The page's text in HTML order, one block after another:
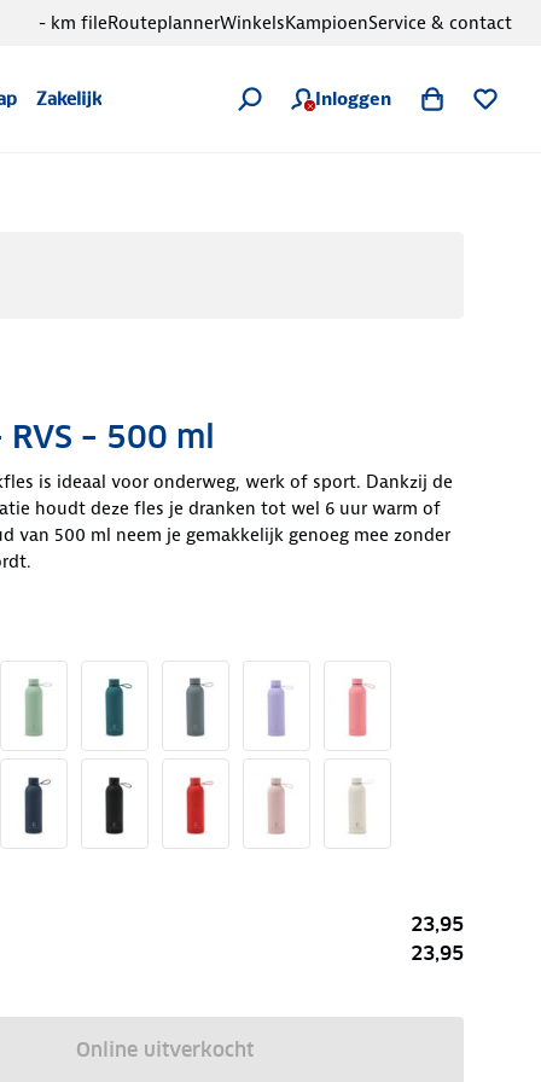
Zakelijk Inloggen
- km fileRouteplannerWinkelsKampioenService & contact
– 500 ml
is ideaal voor onderweg, werk of sport. Dankzij de
houdt deze fles je dranken tot wel 6 uur warm of
van 500 ml neem je gemakkelijk genoeg mee zonder
23,95
23,95
Online uitverkocht